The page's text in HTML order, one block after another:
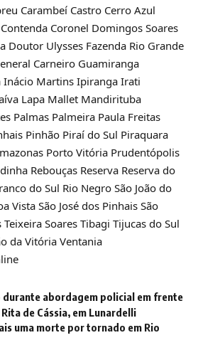
Carambeí Castro Cerro Azul
Coronel Domingos Soares
Doutor Ulysses Fazenda Rio Grande
Carneiro Guamiranga
Inácio Martins Ipiranga Irati
Lapa Mallet Mandirituba
Palmas Palmeira Paula Freitas
Pinhão Piraí do Sul Piraquara
Porto Vitória Prudentópolis
Rebouças Reserva Reserva do
do Sul Rio Negro São João do
Vista São José dos Pinhais São
Soares Tibagi Tijucas do Sul
da Vitória Ventania
durante abordagem policial em frente
de Cássia, em Lunardelli
uma morte por tornado em Rio